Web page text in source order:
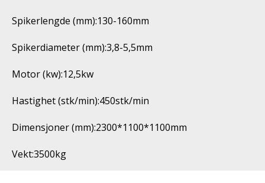
Spikerlengde (mm):130-160mm
Spikerdiameter (mm):3,8-5,5mm
Motor (kw):12,5kw
Hastighet (stk/min):450stk/min
Dimensjoner (mm):2300*1100*1100mm
Vekt:3500kg